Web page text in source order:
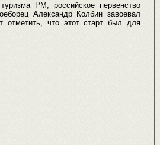
РМ, российское первенство
Александр Колбин завоевал
отметить, что этот старт был для